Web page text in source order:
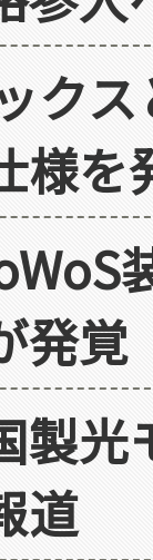
ク
様を
発覚
製光
道